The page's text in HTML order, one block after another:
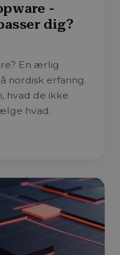
-
dig?
En ærlig
nordisk erfaring.
hvad de ikke
hvad.